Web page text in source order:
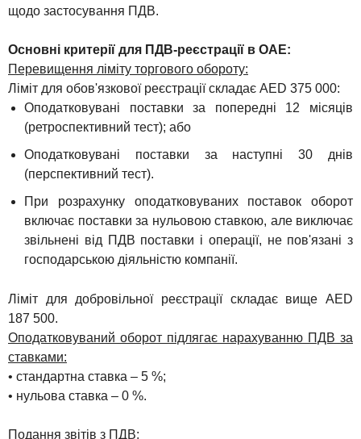
щодо застосування ПДВ.
Основні критерії для ПДВ-реєстрації в ОАЕ:
Перевищення ліміту торгового обороту:
Ліміт для обов'язкової реєстрації складає AED 375 000:
Оподатковувані поставки за попередні 12 місяців
(ретроспективний тест); або
Оподатковувані поставки за наступні 30 днів
(перспективний тест).
При розрахунку оподатковуваних поставок оборот
включає поставки за нульовою ставкою, але виключає
звільнені від ПДВ поставки і операції, не пов'язані з
господарською діяльністю компанії.
Ліміт для добровільної реєстрації складає вище AED
187 500.
Оподатковуваний оборот підлягає нарахуванню ПДВ за
ставками:
• стандартна ставка – 5 %;
• нульова ставка – 0 %.
Подання звітів з ПДВ: